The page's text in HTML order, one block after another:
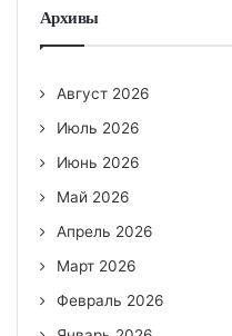
Архивы
Август 2026
Июль 2026
Июнь 2026
Май 2026
Апрель 2026
Март 2026
Февраль 2026